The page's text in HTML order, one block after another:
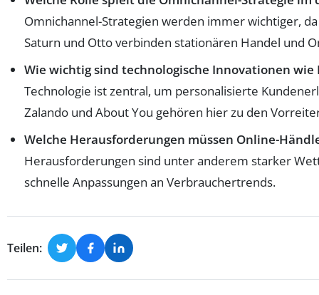
Omnichannel-Strategien werden immer wichtiger,
Saturn und Otto verbinden stationären Handel und
Wie wichtig sind technologische Innovationen wie
Technologie ist zentral, um personalisierte
Zalando und About You gehören hier zu den
Welche Herausforderungen müssen Online-
Herausforderungen sind unter anderem starker
schnelle Anpassungen an Verbrauchertrends.
Teilen: